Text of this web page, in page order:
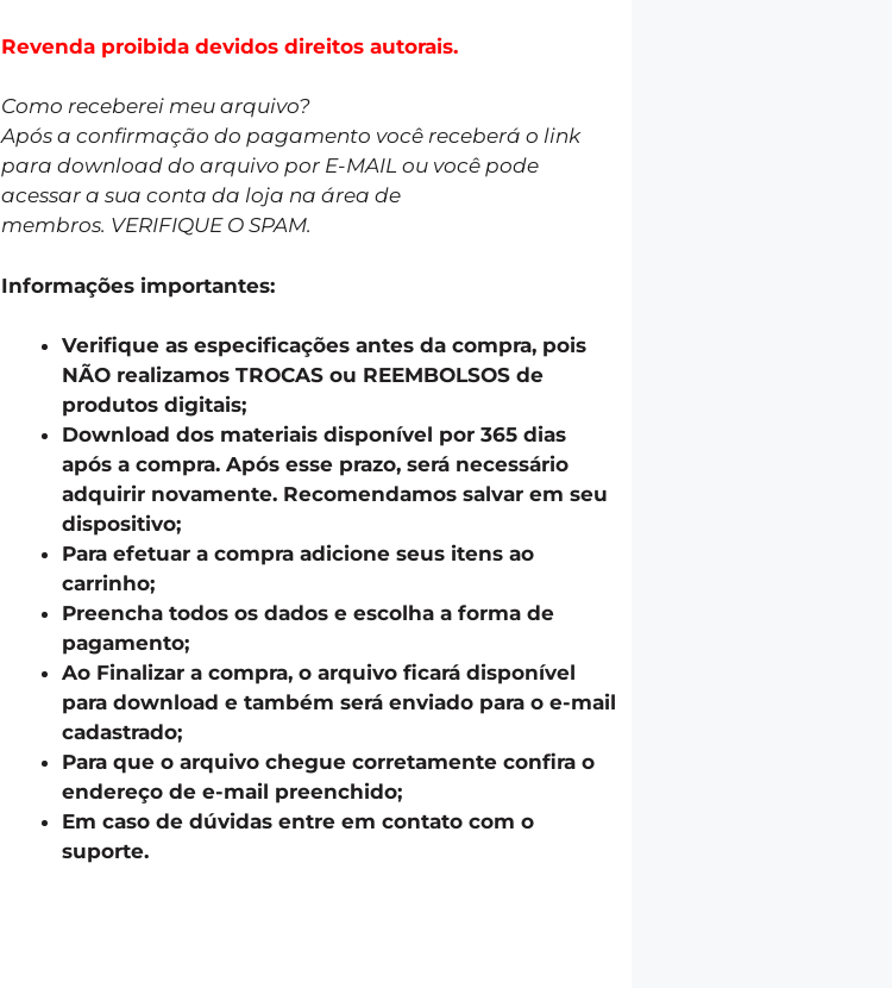
Revenda proibida devidos direitos autorais.
Como receberei meu arquivo?
Após a confirmação do pagamento você receberá o link
para download do arquivo por E-MAIL ou você pode
acessar a sua conta da loja na área de
membros. VERIFIQUE O SPAM.
Informações importantes:
Verifique as especificações antes da compra, pois
NÃO realizamos TROCAS ou REEMBOLSOS de
produtos digitais;
Download dos materiais disponível por 365 dias
após a compra. Após esse prazo, será necessário
adquirir novamente. Recomendamos salvar em seu
dispositivo;
Para efetuar a compra adicione seus itens ao
carrinho;
Preencha todos os dados e escolha a forma de
pagamento;
Ao Finalizar a compra, o arquivo ficará disponível
para download e também será enviado para o e-mail
cadastrado;
Para que o arquivo chegue corretamente confira o
endereço de e-mail preenchido;
Em caso de dúvidas entre em contato com o
suporte.